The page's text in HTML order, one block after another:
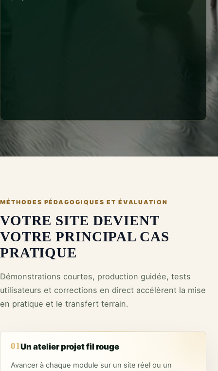
MÉTHODES PÉDAGOGIQUES ET ÉVALUATION
VOTRE SITE DEVIENT
VOTRE PRINCIPAL CAS
PRATIQUE
Démonstrations courtes, production guidée, tests
utilisateurs et corrections en direct accélèrent la mise
en pratique et le transfert terrain.
01Un atelier projet fil rouge
Avancer à chaque module sur un site réel ou un